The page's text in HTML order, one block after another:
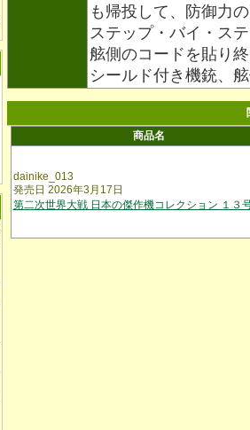
も帰投して、防御力
ステップ・バイ・ス
舷側のコードを貼り
シールド付き機銃、
商品名
dainike_013
発売日 2026年3月17日
第二次世界大戦 日本の傑作機コレクション １３